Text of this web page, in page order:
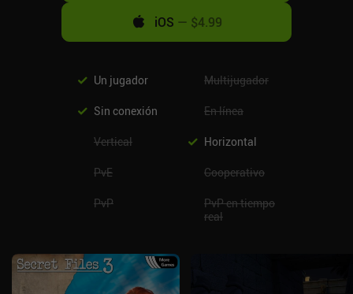
iOS — $4.99
Un jugador Multijugador
Sin conexión En línea
Vertical Horizontal
PvE Cooperativo
PvP
PvP en tiempo
real